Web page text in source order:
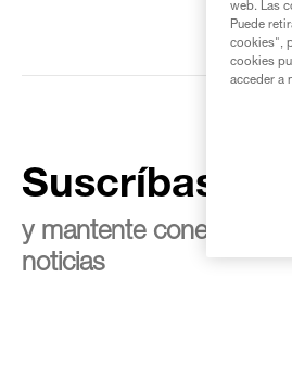
Suscríbase
y mantente conectado
noticias
web. Las
Puede
cookies",
cookies
acceder a